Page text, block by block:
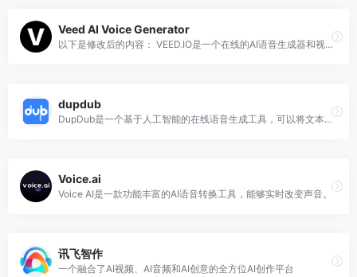
Veed AI Voice Generator
以下是修改后的内容： VEED.IO是一个在线的AI语音生成器和视频编辑工具，可以将文本转化为语音，并将其添加到任何视频中。
dupdub
DupDub是一个基于人工智能的在线语音生成工具，可以将文本转化为逼真的语音。它为用户提供了一种高质量的文本转语音体验，适用于多种应用场景，包括视频制作、广告营销和教育教学等。
Voice.ai
Voice AI是一款功能丰富的AI语音转换工具，能够实时改变声音。
讯飞智作
一个融合了AI视频、AI音频和AI创意的全方位AI创作平台